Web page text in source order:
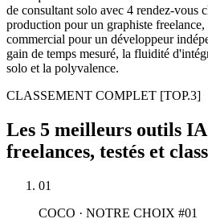
de consultant solo avec 4 rendez-vous
production pour un graphiste
commercial pour un développeur
gain de temps mesuré, la fluidité
solo et la polyvalence.
CLASSEMENT COMPLET [TOP.3]
Les 5 meilleurs outils
freelances, testés et
01
COCO · NOTRE CHOIX #01